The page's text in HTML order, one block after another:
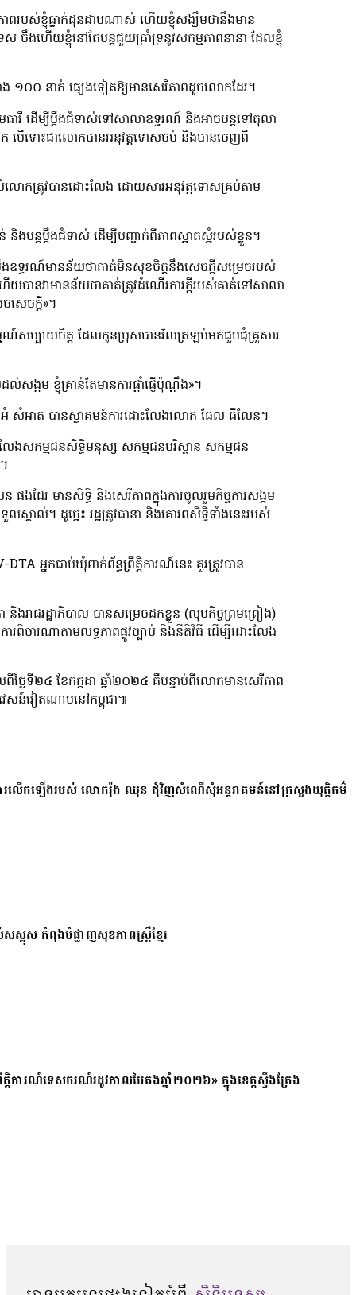
ពរបស់ខ្ញុំធ្លាក់ដុនដាបណាស់ ហើយខ្ញុំសង្ឃឹមថានឹងមាន
ចឹងហើយខ្ញុំនៅតែបន្តជួយគ្រាំទ្រនូវសកម្មភាពនានា ដែលខ្ញុំ
១០០ នាក់ ផ្សេងទៀតឱ្យមានសេរីភាពដូចលោកដែរ។
ាវី ដើម្បីប្តឹងជំទាស់ទៅសាលាឧទ្ធរណ៍ និងអាចបន្តទៅតុលា
ើទោះជាលោកបានអនុវត្តទោសចប់ និងបានចេញពី
លោកត្រូវបានដោះលែង ដោយសារអនុវត្តទោសគ្រប់តាម
បន្តប្តឹងជំទាស់ ដើម្បីបញ្ជាក់ពីភាពស្អាតស្អំរបស់ខ្លួន។
ងឧទ្ធរណ៍មានន័យថាគាត់មិនសុខចិត្តនឹងសេចក្ដីសម្រេចរបស់
ានវាមានន័យថាគាត់ត្រូវដំណើរការក្ដីរបស់គាត់ទៅសាលា
សេចក្ដី»។
ណ៍សប្បាយចិត្ត ដែលកូនប្រុសបានវិលត្រឡប់មកជួបជុំគ្រួសារ
គម ខ្ញុំគ្រាន់តែមានការផ្តាំផ្ញើប៉ុណ្តឹង»។
អំ សំអាត បានស្វាគមន៍ការដោះលែងលោក ធែល ធីលែន។
លែងសកម្មជនសិទ្ធិមនុស្ស សកម្មជនបរិស្ថាន សកម្មជន
ដែរ មានសិទ្ធិ និងសេរីភាពក្នុងការចូលរួមកិច្ចការសង្គម
ស្គាល់។ ដូច្នេះ រដ្ឋត្រូវធានា និងគោរពសិទ្ធិទាំងនេះរបស់
អ្នកជាប់ឃុំពាក់ព័ន្ធព្រឹត្តិការណ៍នេះ គួរត្រូវបាន
រាជរដ្ឋាភិបាល បានសម្រេចដកខ្លួន (លុបកិច្ចព្រមព្រៀង)
រពិចារណាតាមលទ្ធភាពផ្លូវច្បាប់ និងនីតិវិធី ដើម្បីដោះលែង
ងៃទី​២៤ ខែកក្កដា ឆ្នាំ២០២៤ គឺបន្ទាប់ពីលោកមានសេរីភាព
េសន៍វៀតណាមនៅកម្ពុជា៕
រលើកឡើងរបស់ លោករ៉ុង ឈុន ជុំវិញសំណើសុំអន្តរាគមន៍នៅក្រសួងយុត្តិធម៌
គុស កំពុងបំផ្លាញសុខភាពស្ត្រីខ្មែរ
ារណ៍ទេសចរណ៍រដូវកាលបៃតងឆ្នាំ២០២៦» ក្នុងខេត្តស្ទឹងត្រែង